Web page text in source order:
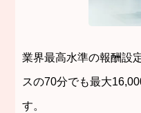
業界最高水準の報酬設
スの70分でも最大
す。